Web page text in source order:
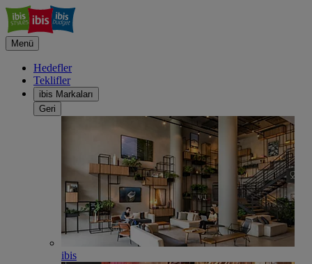
Menü
Hedefler
Teklifler
ibis Markaları
Geri
ibis